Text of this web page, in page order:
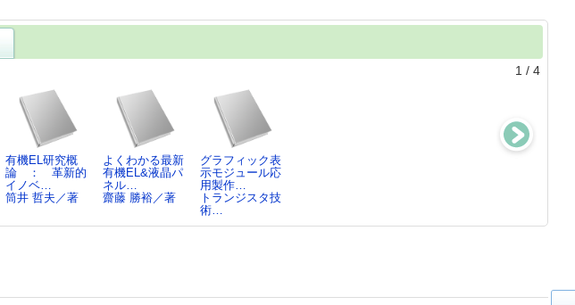
1 / 4
有機EL研究概
論 ： 革新的
イノベ…
筒井 哲夫／著
よくわかる最新
有機EL&液晶パ
ネル…
齋藤 勝裕／著
グラフィック表
示モジュール応
用製作…
トランジスタ技
術…